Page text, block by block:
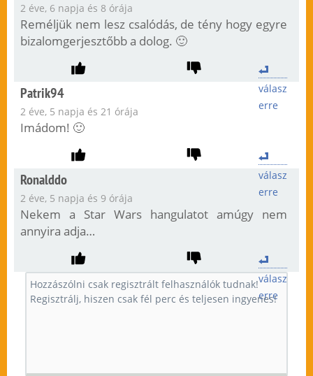
2 éve, 6 napja és 8 órája
Reméljük nem lesz csalódás, de tény hogy egyre
bizalomgerjesztőbb a dolog. 🙂
válasz
erre
Patrik94
2 éve, 5 napja és 21 órája
Imádom! 🙂
válasz
erre
Ronalddo
2 éve, 5 napja és 9 órája
Nekem a Star Wars hangulatot amúgy nem
annyira adja…
válasz
erre